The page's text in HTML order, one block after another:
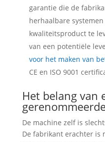
garantie die de
herhaalbare
kwaliteitsproduct te
van een potentiële
voor het maken van
CE en ISO 9001
Het belang van
De machine zelf is
De fabrikant erachter is